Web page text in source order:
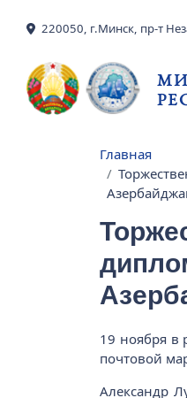
220050, г.Минск, пр-т
Главная
19 ноября в
почтовой
Александр